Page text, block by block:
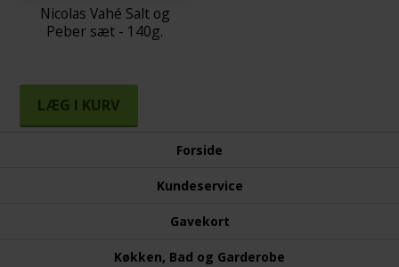
Nicolas Vahé Salt og
Peber sæt - 140g.
LÆG I KURV
Forside
Kundeservice
Gavekort
Køkken, Bad og Garderobe